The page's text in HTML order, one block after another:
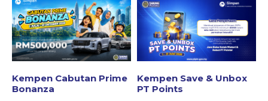
Kempen Cabutan Prime
Bonanza
Kempen Save & Unbox
PT Points